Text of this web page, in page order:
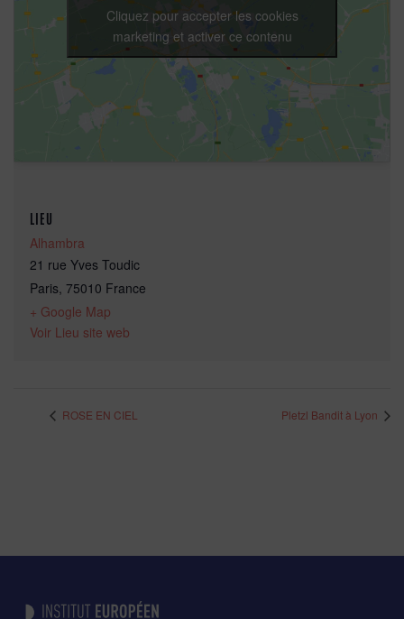
LIEU
Alhambra
21 rue Yves Toudic
Paris, 75010 France
+ Google Map
Voir Lieu site web
Cliquez pour accepter les cookies
marketing et activer ce contenu
ROSE EN CIEL Pletzl Bandit à Lyon